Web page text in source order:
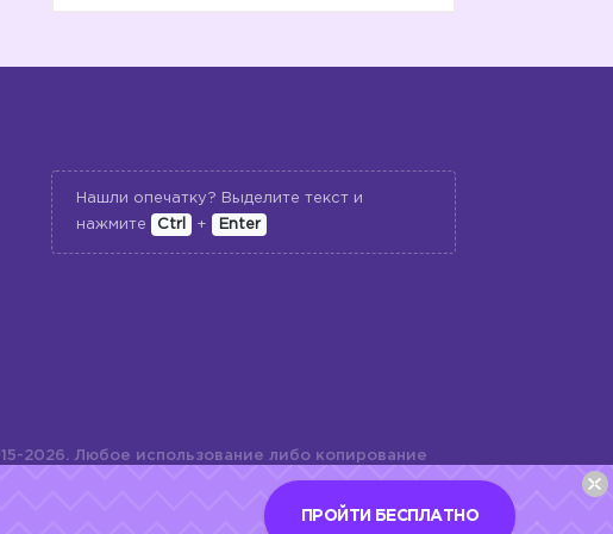
Нашли опечатку? Выделите текст и
нажмите
Ctrl + Enter
2026. Любое использование либо копирование
материалов сайта, элементов дизайна и
лишь с разрешения правообладателя и
ПРОЙТИ БЕСПЛАТНО